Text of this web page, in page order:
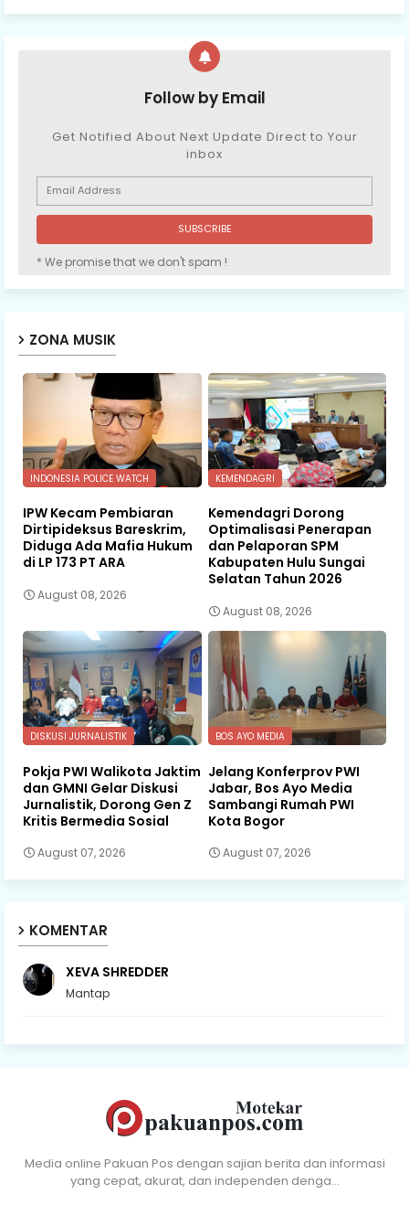
Follow by Email
Get Notified About Next Update Direct to Your
inbox
* We promise that we don't spam !
ZONA MUSIK
INDONESIA POLICE WATCH
IPW Kecam Pembiaran
Dirtipideksus Bareskrim,
Diduga Ada Mafia Hukum
di LP 173 PT ARA
August 08, 2026
KEMENDAGRI
Kemendagri Dorong
Optimalisasi Penerapan
dan Pelaporan SPM
Kabupaten Hulu Sungai
Selatan Tahun 2026
August 08, 2026
DISKUSI JURNALISTIK
Pokja PWI Walikota Jaktim
dan GMNI Gelar Diskusi
Jurnalistik, Dorong Gen Z
Kritis Bermedia Sosial
August 07, 2026
BOS AYO MEDIA
Jelang Konferprov PWI
Jabar, Bos Ayo Media
Sambangi Rumah PWI
Kota Bogor
August 07, 2026
KOMENTAR
XEVA SHREDDER
Mantap
Media online Pakuan Pos dengan sajian berita dan informasi
yang cepat, akurat, dan independen denga…